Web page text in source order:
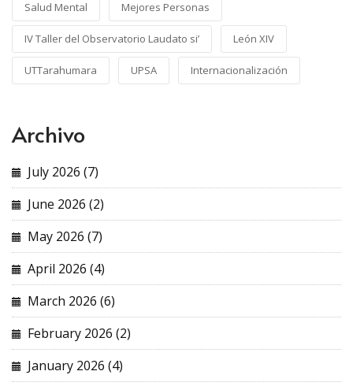
Salud Mental Mejores Personas
IV Taller del Observatorio Laudato si’ León XIV
UTTarahumara UPSA Internacionalización
Archivo
July 2026 (7)
June 2026 (2)
May 2026 (7)
April 2026 (4)
March 2026 (6)
February 2026 (2)
January 2026 (4)